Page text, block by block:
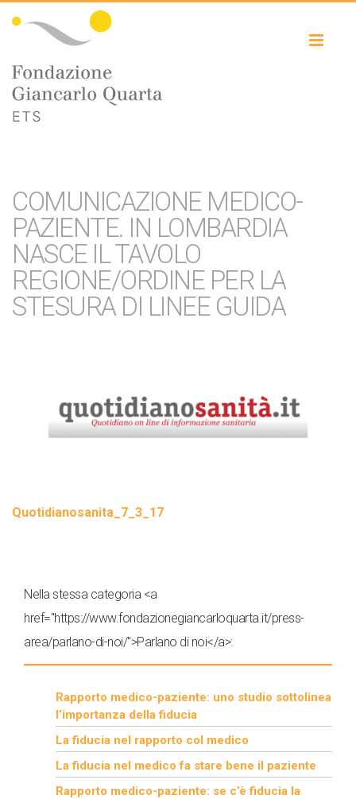
COMUNICAZIONE MEDICO-
PAZIENTE. IN LOMBARDIA
NASCE IL TAVOLO
REGIONE/ORDINE PER LA
STESURA DI LINEE GUIDA
Quotidianosanita_7_3_17
Nella stessa categoria <a
href="https://www.fondazionegiancarloquarta.it/press-
area/parlano-di-noi/">Parlano di noi</a>:
Rapporto medico-paziente: uno studio sottolinea
l’importanza della fiducia
La fiducia nel rapporto col medico
La fiducia nel medico fa stare bene il paziente
Rapporto medico-paziente: se c’è fiducia la